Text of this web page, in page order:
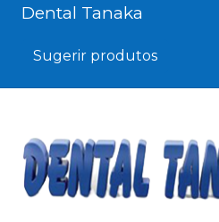
Dental Tanaka
Sugerir produtos